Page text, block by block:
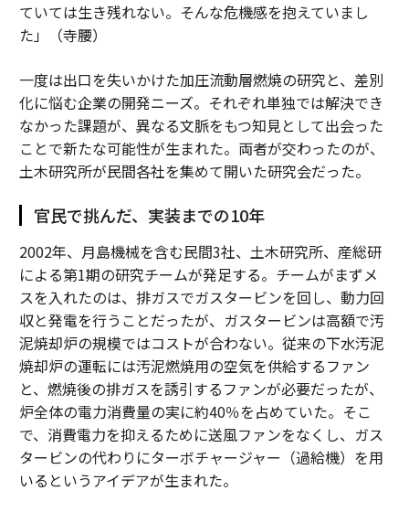
ていては生き残れない。そんな危機感を抱えていまし
た」（寺腰）
一度は出口を失いかけた加圧流動層燃焼の研究と、差別
化に悩む企業の開発ニーズ。それぞれ単独では解決でき
なかった課題が、異なる文脈をもつ知見として出会った
ことで新たな可能性が生まれた。両者が交わったのが、
土木研究所が民間各社を集めて開いた研究会だった。
官民で挑んだ、実装までの10年
2002年、月島機械を含む民間3社、土木研究所、産総研
による第1期の研究チームが発足する。チームがまずメ
スを入れたのは、排ガスでガスタービンを回し、動力回
収と発電を行うことだったが、ガスタービンは高額で汚
泥焼却炉の規模ではコストが合わない。従来の下水汚泥
焼却炉の運転には汚泥燃焼用の空気を供給するファン
と、燃焼後の排ガスを誘引するファンが必要だったが、
炉全体の電力消費量の実に約40％を占めていた。そこ
で、消費電力を抑えるために送風ファンをなくし、ガス
タービンの代わりにターボチャージャー（過給機）を用
いるというアイデアが生まれた。